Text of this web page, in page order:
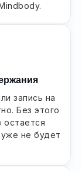
запись на
Без этого
остается
не будет